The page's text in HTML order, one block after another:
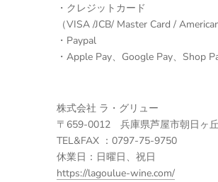
・クレジットカード
（VISA /JCB/ Master Card /
・Paypal
・Apple Pay、Google Pay、Shop
株式会社 ラ・グリュー
〒659-0012 兵庫県芦屋市朝日ヶ
TEL&FAX ：0797-75-9750
休業日：日曜日、祝日
https://lagoulue-wine.com/